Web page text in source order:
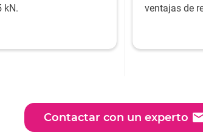
kN.
ventajas de
Contactar con un experto